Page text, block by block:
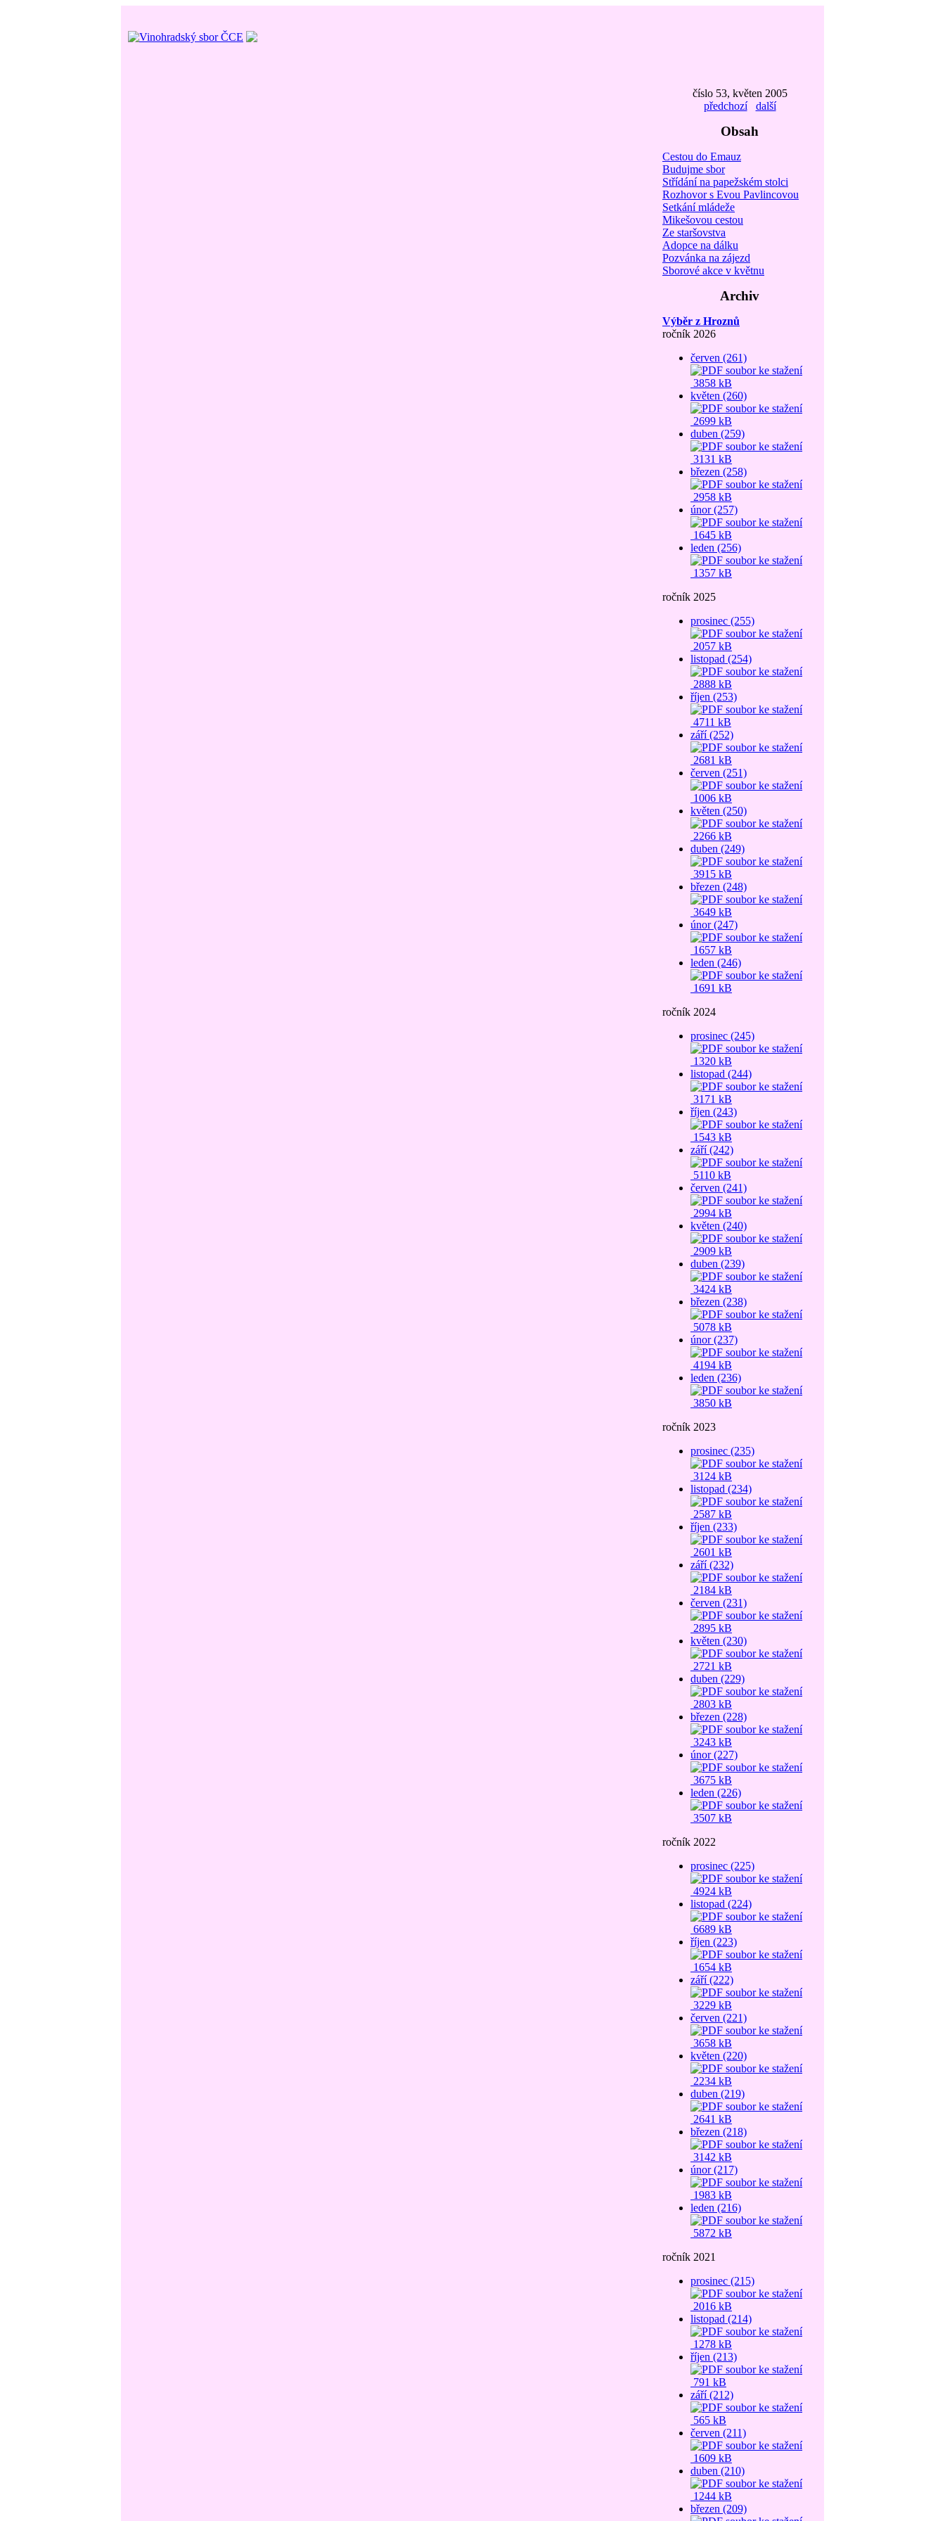
číslo 53, květen 2005
předchozí
další
Obsah
Cestou do Emauz
Budujme sbor
Střídání na papežském stolci
Rozhovor s Evou Pavlincovou
Setkání mládeže
Mikešovou cestou
Ze staršovstva
Adopce na dálku
Pozvánka na zájezd
Sborové akce v květnu
Archiv
Výběr z Hroznů
ročník 2026
červen (261)
3858 kB
květen (260)
2699 kB
duben (259)
3131 kB
březen (258)
2958 kB
únor (257)
1645 kB
leden (256)
1357 kB
ročník 2025
prosinec (255)
2057 kB
listopad (254)
2888 kB
říjen (253)
4711 kB
září (252)
2681 kB
červen (251)
1006 kB
květen (250)
2266 kB
duben (249)
3915 kB
březen (248)
3649 kB
únor (247)
1657 kB
leden (246)
1691 kB
ročník 2024
prosinec (245)
1320 kB
listopad (244)
3171 kB
říjen (243)
1543 kB
září (242)
5110 kB
červen (241)
2994 kB
květen (240)
2909 kB
duben (239)
3424 kB
březen (238)
5078 kB
únor (237)
4194 kB
leden (236)
3850 kB
ročník 2023
prosinec (235)
3124 kB
listopad (234)
2587 kB
říjen (233)
2601 kB
září (232)
2184 kB
červen (231)
2895 kB
květen (230)
2721 kB
duben (229)
2803 kB
březen (228)
3243 kB
únor (227)
3675 kB
leden (226)
3507 kB
ročník 2022
prosinec (225)
4924 kB
listopad (224)
6689 kB
říjen (223)
1654 kB
září (222)
3229 kB
červen (221)
3658 kB
květen (220)
2234 kB
duben (219)
2641 kB
březen (218)
3142 kB
únor (217)
1983 kB
leden (216)
5872 kB
ročník 2021
prosinec (215)
2016 kB
listopad (214)
1278 kB
říjen (213)
791 kB
září (212)
565 kB
červen (211)
1609 kB
duben (210)
1244 kB
březen (209)